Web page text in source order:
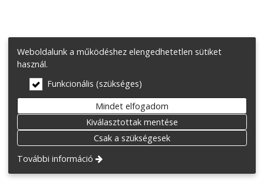
Weboldalunk a működéshez elengedhetetlen sütiket
használ.
Funkcionális (szükséges)
Mindet elfogadom
Kiválasztottak mentése
Csak a szükségesek
További információ